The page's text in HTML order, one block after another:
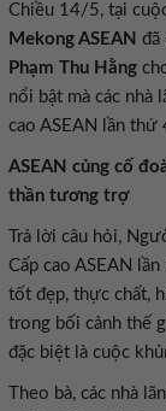
Chiều 14/5, tại
Mekong ASEAN đã
Phạm Thu Hằng
nổi bật mà các nhà
cao ASEAN lần thứ
ASEAN củng cố
thần tương trợ
Trả lời câu hỏi,
Cấp cao ASEAN
tốt đẹp, thực chất,
trong bối cảnh thế
đặc biệt là cuộc
Theo bà, các nhà